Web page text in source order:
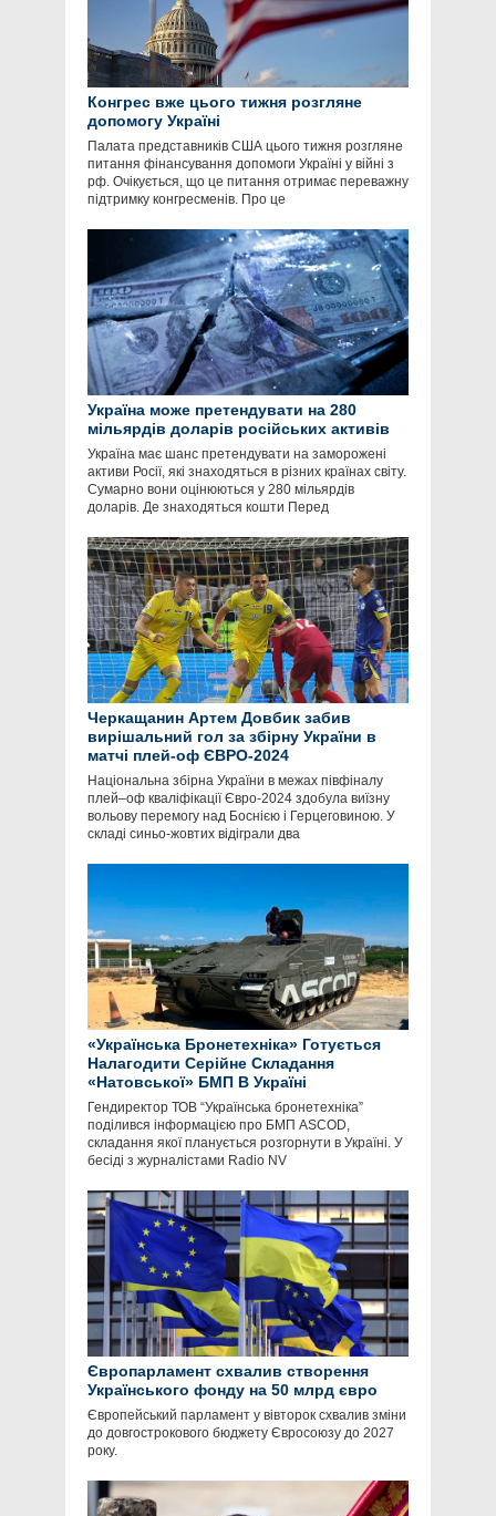
Конгрес вже цього тижня розгляне
допомогу Україні
Палата представників США цього тижня розгляне
питання фінансування допомоги Україні у війні з
рф. Очікується, що це питання отримає переважну
підтримку конгресменів. Про це
Україна може претендувати на 280
мільярдів доларів російських активів
Україна має шанс претендувати на заморожені
активи Росії, які знаходяться в різних країнах світу.
Сумарно вони оцінюються у 280 мільярдів
доларів. Де знаходяться кошти Перед
Черкащанин Артем Довбик забив
вирішальний гол за збірну України в
матчі плей-оф ЄВРО-2024
Національна збірна України в межах півфіналу
плей–оф кваліфікації Євро-2024 здобула виїзну
вольову перемогу над Боснією і Герцеговиною. У
складі синьо-жовтих відіграли два
«Українська Бронетехніка» Готується
Налагодити Серійне Складання
«Натовської» БМП В Україні
Гендиректор ТОВ “Українська бронетехніка”
поділився інформацією про БМП ASCOD,
складання якої планується розгорнути в Україні. У
бесіді з журналістами Radio NV
Європарламент схвалив створення
Українського фонду на 50 млрд євро
Європейський парламент у вівторок схвалив зміни
до довгострокового бюджету Євросоюзу до 2027
року.